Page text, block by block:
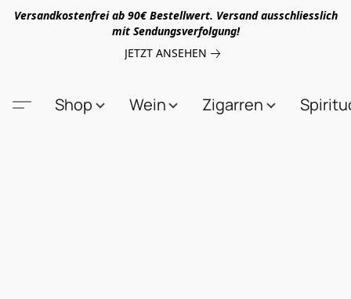
Versandkostenfrei ab 90€ Bestellwert. Versand ausschliesslich
mit Sendungsverfolgung!
JETZT ANSEHEN
Shop Wein Zigarren